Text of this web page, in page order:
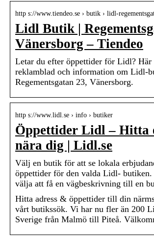
http s://www.tiendeo.se › butik › lidl-
Lidl Butik |
Vänersborg – Tiendeo
Letar du efter öppettider för Lidl? Här
reklamblad och information om Lidl-
Regementsgatan 23, Vänersborg.
http s://www.lidl.se › info › butiker
Öppettider Lidl – Hitta
nära dig | Lidl.se
Välj en butik för att se lokala
öppettider för den valda Lidl- butiken.
välja att få en vägbeskrivning till en
Hitta adress & öppettider till din
vårt butikssök. Vi har nu fler än 200
Sverige från Malmö till Piteå.